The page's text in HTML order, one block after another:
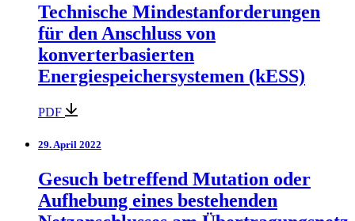
Technische Mindestanforderungen
für den Anschluss von
konverterbasierten
Energiespeichersystemen (kESS)
PDF
29. April 2022
Gesuch betreffend Mutation oder
Aufhebung eines bestehenden